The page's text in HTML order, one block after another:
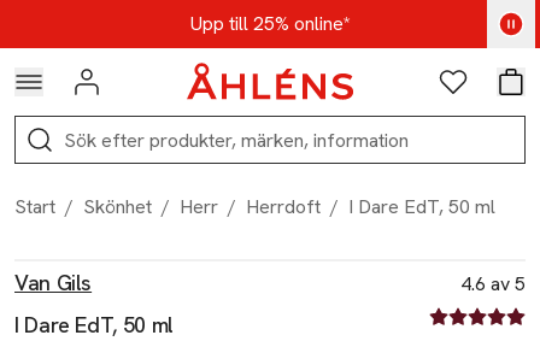
Hoppa till navigationsmenynUpp till 25% online*
Kod: AUG25 - Shoppa nu
Logga in Favoriter
Sök
Start / Skönhet / Herr / Herrdoft / I Dare EdT, 50 ml
Van Gils
I Dare EdT, 50 ml
4.6 av 5
4.6 av fem